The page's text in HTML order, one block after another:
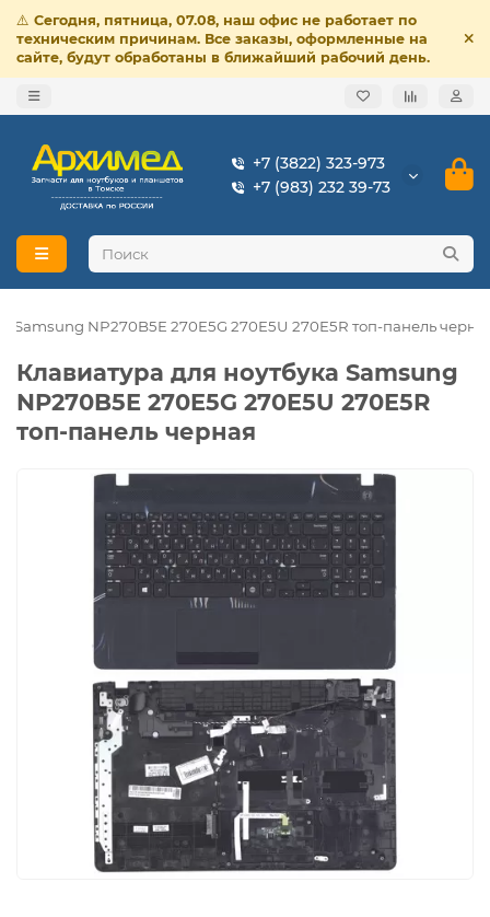
⚠️ Сегодня, пятница, 07.08, наш офис не работает по
техническим причинам. Все заказы, оформленные на
сайте, будут обработаны в ближайший рабочий день.
+7 (3822) 323-973
+7 (983) 232 39-73
Samsung NP270B5E 270E5G 270E5U 270E5R топ-панель
Клавиатура для ноутбука Samsung
NP270B5E 270E5G 270E5U 270E5R
топ-панель черная